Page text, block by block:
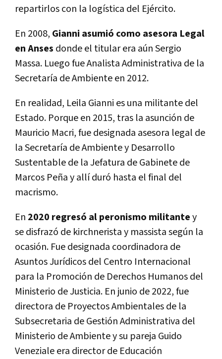
repartirlos con la logística del Ejército.
En 2008, Gianni asumió como asesora Legal
en Anses donde el titular era aún Sergio
Massa. Luego fue Analista Administrativa de la
Secretaría de Ambiente en 2012.
En realidad, Leila Gianni es una militante del
Estado. Porque en 2015, tras la asunción de
Mauricio Macri, fue designada asesora legal de
la Secretaría de Ambiente y Desarrollo
Sustentable de la Jefatura de Gabinete de
Marcos Peña y allí duró hasta el final del
macrismo.
En 2020 regresó al peronismo militantey
se disfrazó de kirchnerista y massista según la
ocasión. Fue designada coordinadora de
Asuntos Jurídicos del Centro Internacional
para la Promoción de Derechos Humanos del
Ministerio de Justicia. En junio de 2022, fue
directora de Proyectos Ambientales de la
Subsecretaria de Gestión Administrativa del
Ministerio de Ambiente y su pareja Guido
Veneziale era director de Educación